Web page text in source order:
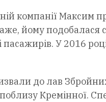
компанії Максим
йому подобалася
і пасажирів. У 2016
до лав
Кремінної.